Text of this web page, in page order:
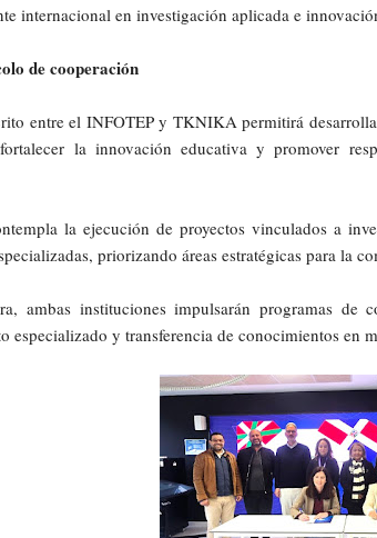
internacional en investigación aplicada e
de cooperación
entre el INFOTEP y TKNIKA permitirá
la innovación educativa y promover
la ejecución de proyectos vinculados a
priorizando áreas estratégicas para la
ambas instituciones impulsarán programas de
especializado y transferencia de conocimientos en